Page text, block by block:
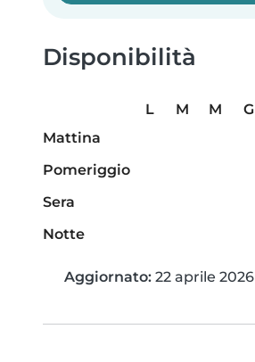
Disponibilità
L M M G
Mattina
Pomeriggio
Sera
Notte
Aggiornato: 22 aprile 2026